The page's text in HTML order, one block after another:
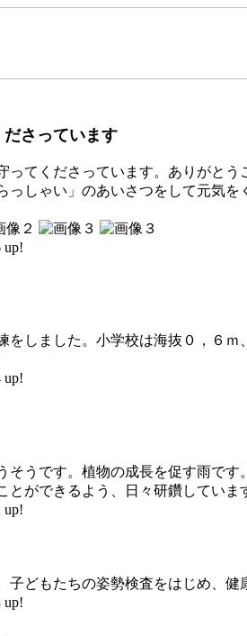
さっています
てくださっています。ありがと
っしゃい」のあいさつをして元気
up!
しました。小学校は海抜０，６
up!
うです。植物の成長を促す雨で
ができるよう、日々研鑽していま
up!
どもたちの姿勢検査をはじめ、健
up!